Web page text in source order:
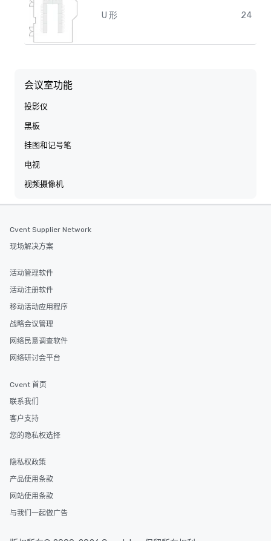
U 形 24
会议室功能
投影仪
黑板
挂图和记号笔
电视
视频摄像机
Cvent Supplier Network
现场解决方案
活动管理软件
活动注册软件
移动活动应用程序
战略会议管理
网络民意调查软件
网络研讨会平台
Cvent 首页
联系我们
客户支持
您的隐私权选择
隐私权政策
产品使用条款
网站使用条款
与我们一起做广告